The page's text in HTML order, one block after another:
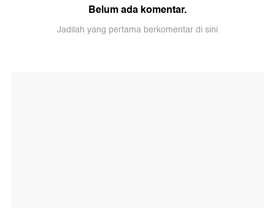
Belum ada komentar.
Jadilah yang pertama berkomentar di sini